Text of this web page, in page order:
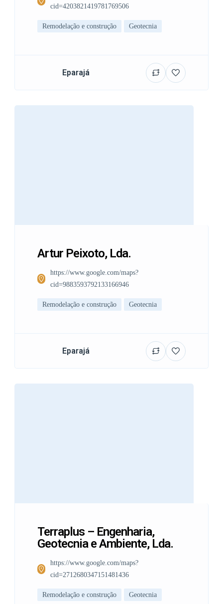
cid=4203821419781769506
Remodelação e construção Geotecnia
Eparajá
Artur Peixoto, Lda.
https://www.google.com/maps?
cid=9883593792133166946
Remodelação e construção Geotecnia
Eparajá
Terraplus – Engenharia,
Geotecnia e Ambiente, Lda.
https://www.google.com/maps?
cid=2712680347151481436
Remodelação e construção Geotecnia